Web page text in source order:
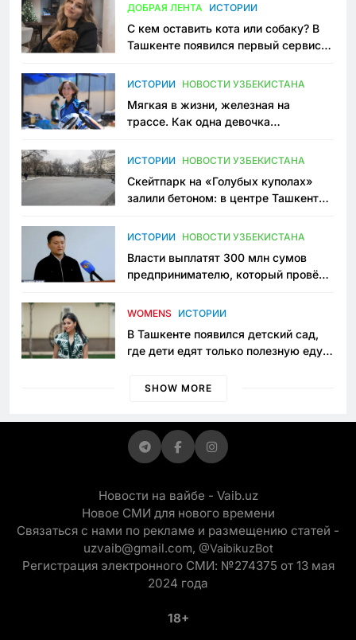
ДОБРАЯ ЛЕНТА ИСТОРИИ
С кем оставить кота или собаку? В
Ташкенте появился первый сервис
ИСТОРИИ НОВОСТИ УЗБЕКИСТАНА
Мягкая в жизни, железная на
трассе. Как одна девочка
Узбекистане
ИСТОРИИ НОВОСТИ УЗБЕКИСТАНА
Скейтпарк на «Голубых куполах»
залили бетоном: в центре Ташкента
пространство
ИСТОРИИ НОВОСТИ УЗБЕКИСТАНА
Власти выплатят 300 млн сумов
предпринимателю, который провёл
приговору
WOMENS ИСТОРИИ
В Ташкенте появился детский сад,
где дети едят только полезную еду.
просить «кашу без сахара»
SHOW MORE
Новости на вайбе - Vaib.uz
Новое СМИ для нового времени
Связаться с нами по рекламе и размещению статей -
uzvaib@gmail.com, @VaibikuzBot
Регистрация электронного СМИ: №274375 от 13 мая
2024 года
18+